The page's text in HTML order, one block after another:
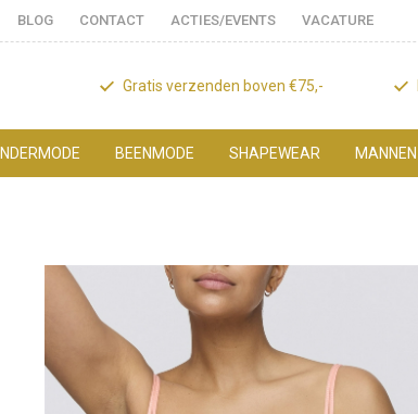
BLOG CONTACT ACTIES/EVENTS VACATURE
Gratis verzenden boven €75,-
BEENMODE SHAPEWEAR MANNEN